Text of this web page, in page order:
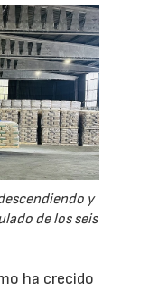
y
de los seis
ha crecido